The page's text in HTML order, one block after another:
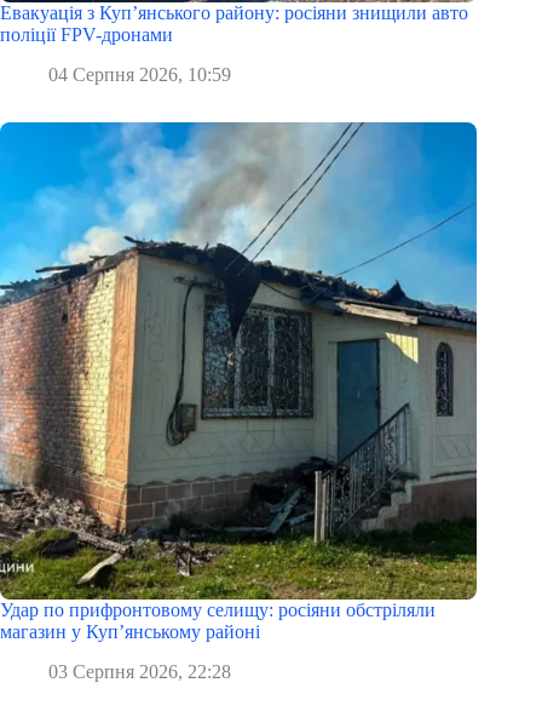
Евакуація з Куп’янського району: росіяни знищили авто
поліції FPV-дронами
04 Серпня 2026, 10:59
Удар по прифронтовому селищу: росіяни обстріляли
магазин у Куп’янському районі
03 Серпня 2026, 22:28